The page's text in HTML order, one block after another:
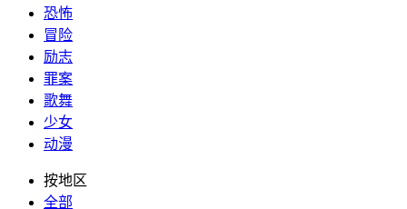
恐怖
冒险
励志
罪案
歌舞
少女
动漫
按地区
全部